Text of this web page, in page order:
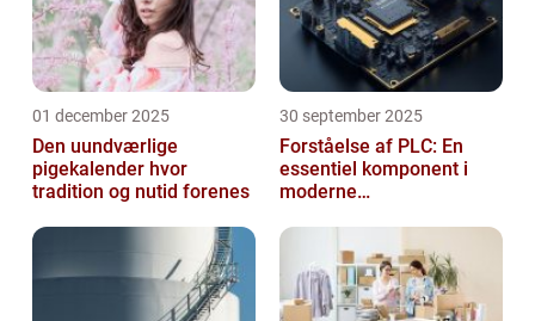
01 december 2025
Den uundværlige
pigekalender hvor
tradition og nutid forenes
30 september 2025
Forståelse af PLC: En
essentiel komponent i
moderne